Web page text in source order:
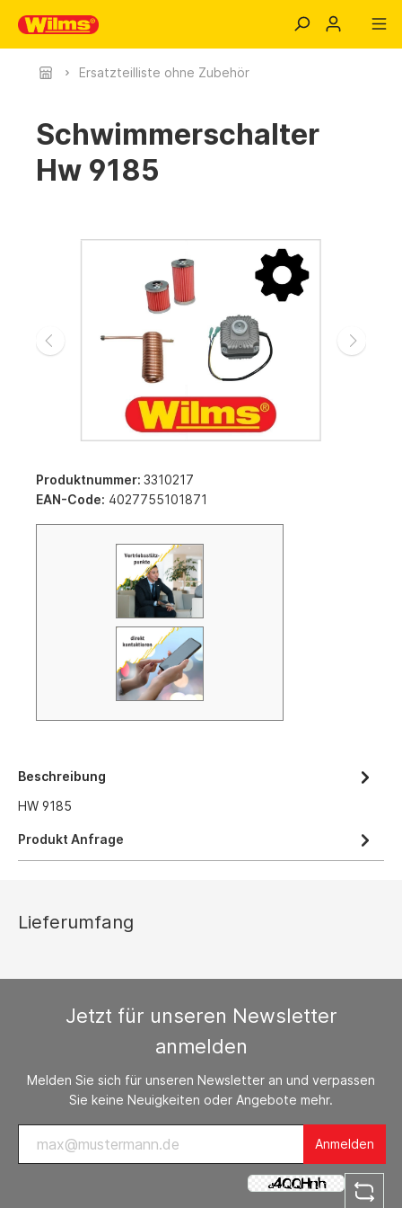
Ersatzteilliste ohne Zubehör
Schwimmerschalter
Hw 9185
Produktnummer: 3310217
EAN-Code: 4027755101871
Beschreibung
HW 9185
Produkt Anfrage
Lieferumfang
Jetzt für unseren Newsletter
anmelden
Melden Sie sich für unseren Newsletter an und verpassen
Sie keine Neuigkeiten oder Angebote mehr.
Anmelden